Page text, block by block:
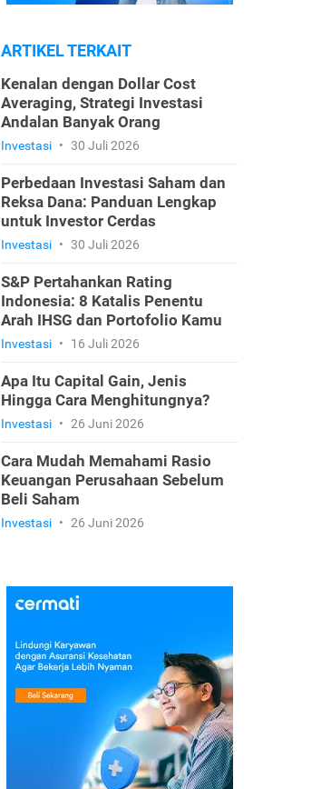
ARTIKEL TERKAIT
Kenalan dengan Dollar Cost
Averaging, Strategi Investasi
Andalan Banyak Orang
Investasi • 30 Juli 2026
Perbedaan Investasi Saham dan
Reksa Dana: Panduan Lengkap
untuk Investor Cerdas
Investasi • 30 Juli 2026
S&P Pertahankan Rating
Indonesia: 8 Katalis Penentu
Arah IHSG dan Portofolio Kamu
Investasi • 16 Juli 2026
Apa Itu Capital Gain, Jenis
Hingga Cara Menghitungnya?
Investasi • 26 Juni 2026
Cara Mudah Memahami Rasio
Keuangan Perusahaan Sebelum
Beli Saham
Investasi • 26 Juni 2026